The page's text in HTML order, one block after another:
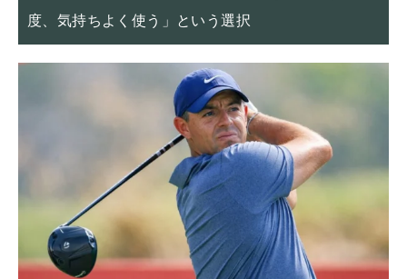
度、気持ちよく使う」という選択